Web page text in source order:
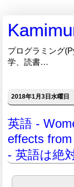
プログラミング
学、読書…
2018年1月3日水曜日
英語 -
effects
- 英語は絶